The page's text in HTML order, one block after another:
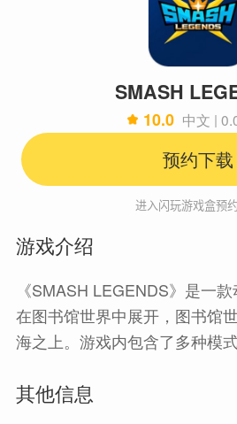
SMASH
10.0 中文 |
预约下载
进入闪玩游戏盒预
游戏介绍
《SMASH LEGENDS》是一
在图书馆世界中展开，图书馆
海之上。游戏内包含了多种模
倒，击倒漂浮岛屿上的竞技场
其他信息